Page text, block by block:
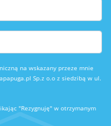
na wskazany przeze mnie
Sp.z o.o z siedzibą w ul.
"Rezygnuję" w otrzymanym